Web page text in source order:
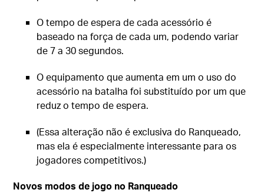
O tempo de espera de cada acessório é
baseado na força de cada um, podendo variar
de 7 a 30 segundos.
O equipamento que aumenta em um o uso do
acessório na batalha foi substituído por um que
reduz o tempo de espera.
(Essa alteração não é exclusiva do Ranqueado,
mas ela é especialmente interessante para os
jogadores competitivos.)
Novos modos de jogo no Ranqueado